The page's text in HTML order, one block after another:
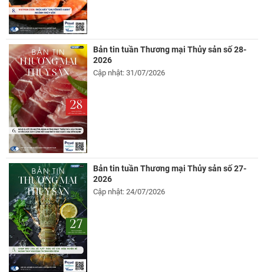
Bản tin tuần Thương mại Thủy sản số 28-
2026
Cập nhật: 31/07/2026
Bản tin tuần Thương mại Thủy sản số 27-
2026
Cập nhật: 24/07/2026